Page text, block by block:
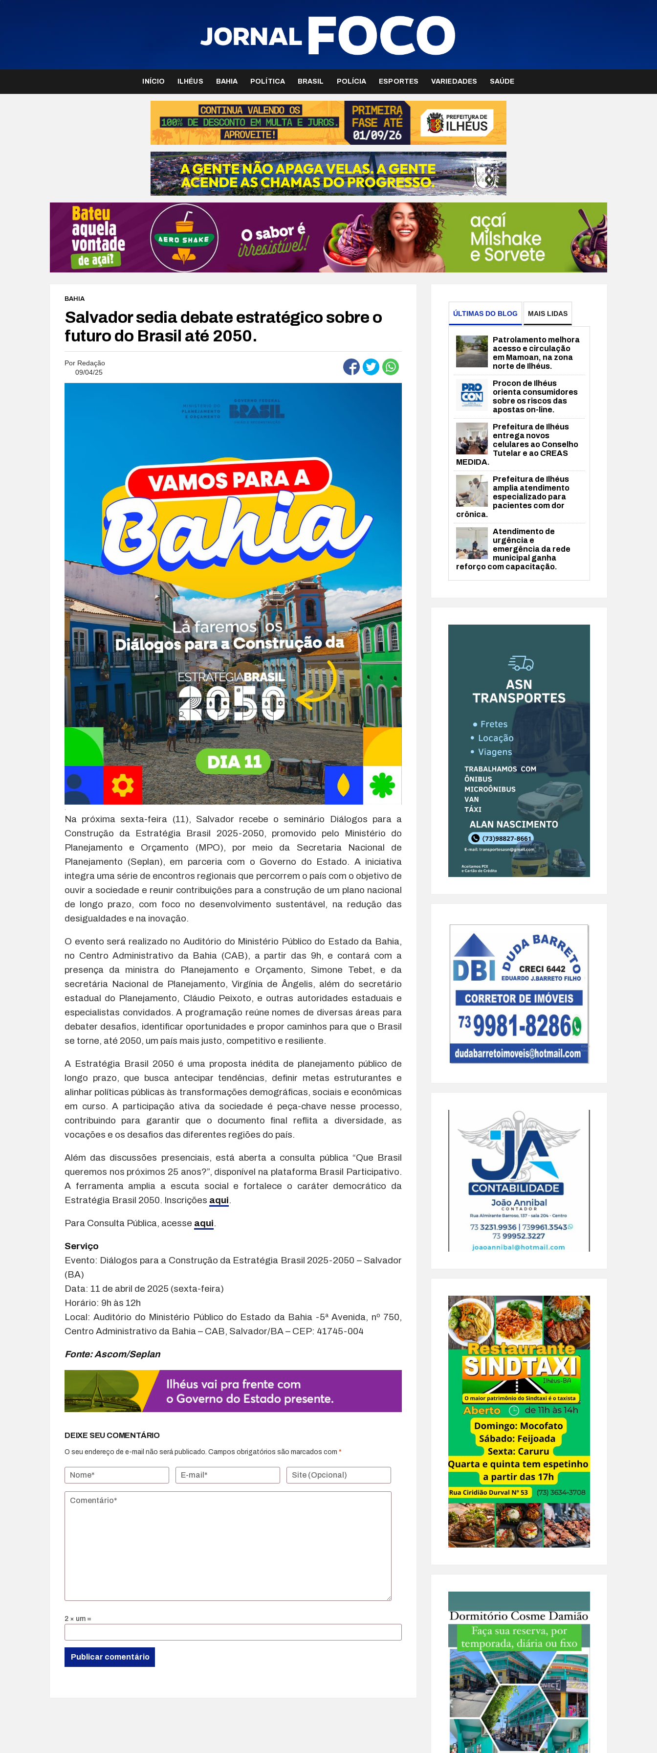
INÍCIO ILHÉUS BAHIA POLÍTICA BRASIL POLÍCIA ESPORTES VARIEDADES SAÚDE
BAHIA
Salvador sedia debate estratégico sobre o
futuro do Brasil até 2050.
Por Redação
09/04/25
.
Na próxima sexta-feira (11), Salvador recebe o seminário Diálogos para a
Construção da Estratégia Brasil 2025-2050, promovido pelo Ministério do
Planejamento e Orçamento (MPO), por meio da Secretaria Nacional de
Planejamento (Seplan), em parceria com o Governo do Estado. A iniciativa
integra uma série de encontros regionais que percorrem o país com o objetivo de
ouvir a sociedade e reunir contribuições para a construção de um plano nacional
de longo prazo, com foco no desenvolvimento sustentável, na redução das
desigualdades e na inovação.
O evento será realizado no Auditório do Ministério Público do Estado da Bahia,
no Centro Administrativo da Bahia (CAB), a partir das 9h, e contará com a
presença da ministra do Planejamento e Orçamento, Simone Tebet, e da
secretária Nacional de Planejamento, Virgínia de Ângelis, além do secretário
estadual do Planejamento, Cláudio Peixoto, e outras autoridades estaduais e
especialistas convidados. A programação reúne nomes de diversas áreas para
debater desafios, identificar oportunidades e propor caminhos para que o Brasil
se torne, até 2050, um país mais justo, competitivo e resiliente.
A Estratégia Brasil 2050 é uma proposta inédita de planejamento público de
longo prazo, que busca antecipar tendências, definir metas estruturantes e
alinhar políticas públicas às transformações demográficas, sociais e econômicas
em curso. A participação ativa da sociedade é peça-chave nesse processo,
contribuindo para garantir que o documento final reflita a diversidade, as
vocações e os desafios das diferentes regiões do país.
Além das discussões presenciais, está aberta a consulta pública “Que Brasil
queremos nos próximos 25 anos?”, disponível na plataforma Brasil Participativo.
A ferramenta amplia a escuta social e fortalece o caráter democrático da
Estratégia Brasil 2050. Inscrições aqui.
Para Consulta Pública, acesse aqui.
Serviço
Evento: Diálogos para a Construção da Estratégia Brasil 2025-2050 – Salvador
(BA)
Data: 11 de abril de 2025 (sexta-feira)
Horário: 9h às 12h
Local: Auditório do Ministério Público do Estado da Bahia -5ª Avenida, nº 750,
Centro Administrativo da Bahia – CAB, Salvador/BA – CEP: 41745-004
Fonte: Ascom/Seplan
DEIXE SEU COMENTÁRIO
O seu endereço de e-mail não será publicado. Campos obrigatórios são marcados com *
2 × um =
ÚLTIMAS DO BLOG MAIS LIDAS
Patrolamento melhora
acesso e circulação
em Mamoan, na zona
norte de Ilhéus.
Procon de Ilhéus
orienta consumidores
sobre os riscos das
apostas on-line.
Prefeitura de Ilhéus
entrega novos
celulares ao Conselho
Tutelar e ao CREAS
MEDIDA.
Prefeitura de Ilhéus
amplia atendimento
especializado para
pacientes com dor
crônica.
Atendimento de
urgência e
emergência da rede
municipal ganha
reforço com capacitação.